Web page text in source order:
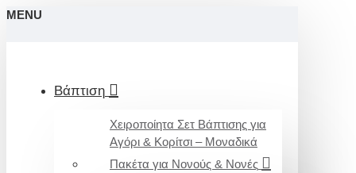
MENU
Βάπτιση
Χειροποίητα Σετ Βάπτισης για
Αγόρι & Κορίτσι – Μοναδικά
Πακέτα για Νονούς & Νονές